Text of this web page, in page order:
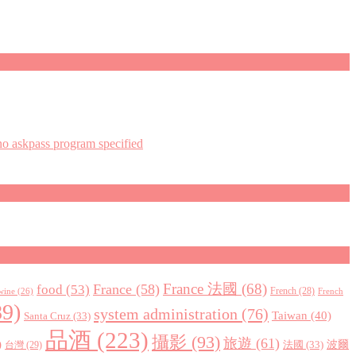
askpass program specified
(26) food (53) France (58) France 法國 (68) French (28) French
Santa Cruz (33) system administration (76) Taiwan (40)
台灣 (29) 品酒 (223) 攝影 (93) 旅遊 (61) 法國 (33) 波爾